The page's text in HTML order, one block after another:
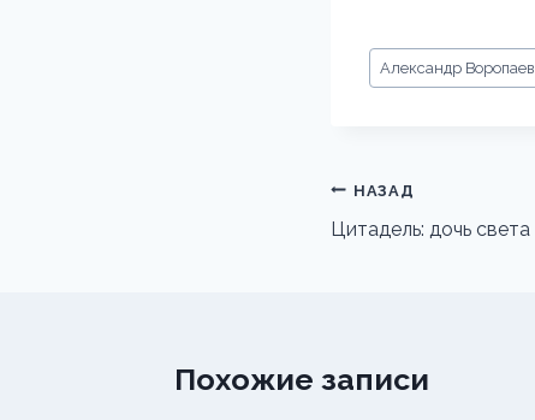
Метки
записи:
Александр Воропаев
Навигация
по
НАЗАД
Цитадель: дочь света
Похожие записи